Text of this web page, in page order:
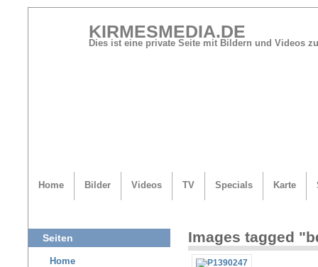
KIRMESMEDIA.DE
Dies ist eine private Seite mit Bildern und Videos
Home Bilder Videos TV Specials Karte
Images tagged
Seiten
Home